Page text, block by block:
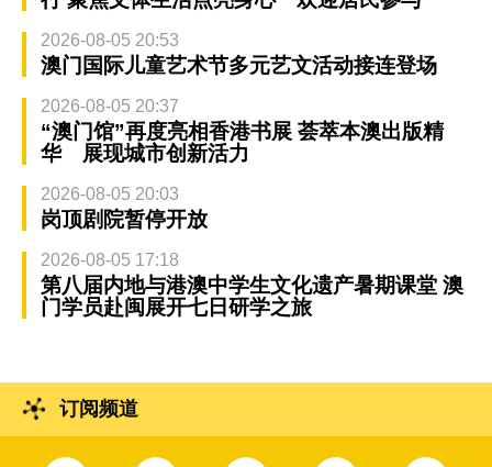
2026-08-05 20:53
澳门国际儿童艺术节多元艺文活动接连登场
2026-08-05 20:37
“澳门馆”再度亮相香港书展 荟萃本澳出版精
华 展现城市创新活力
2026-08-05 20:03
岗顶剧院暂停开放
2026-08-05 17:18
第八届内地与港澳中学生文化遗产暑期课堂 澳
门学员赴闽展开七日研学之旅
订阅频道